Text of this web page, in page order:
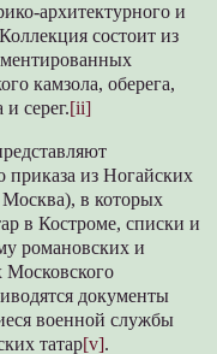
архитектурного и
состоит из
камзола, оберега,
серег.[ii]
приказа из Ногайских
Москва), в которых
в Костроме, списки и
романовских и
Московского
документы
военной службы
татар[v].